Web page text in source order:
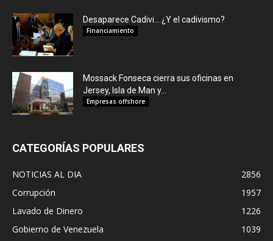
Desaparece Cadivi… ¿Y el cadivismo?
Financiamiento
Mossack Fonseca cierra sus oficinas en
Jersey, Isla de Man y...
Empresas offshore
CATEGORÍAS POPULARES
NOTICIAS AL DIA
2856
Corrupción
1957
Lavado de Dinero
1226
Gobierno de Venezuela
1039